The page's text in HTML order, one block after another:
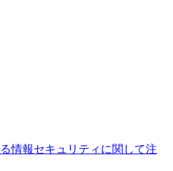
情報セキュリティに関して注